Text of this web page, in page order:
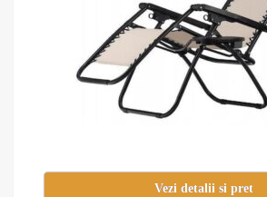
Vezi detalii si pret